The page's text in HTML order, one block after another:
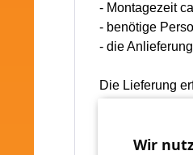
- Montagezeit
- benötige
- die
Die Lieferung
Wir